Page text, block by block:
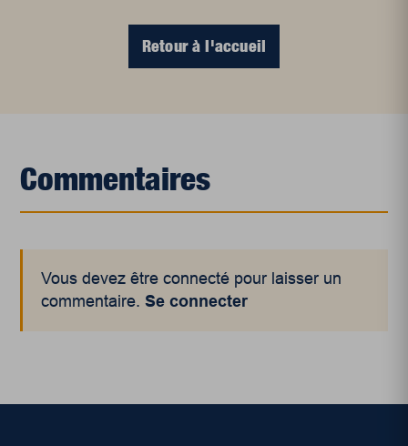
Retour à l'accueil
Commentaires
Vous devez être connecté pour laisser un
commentaire.Se connecter